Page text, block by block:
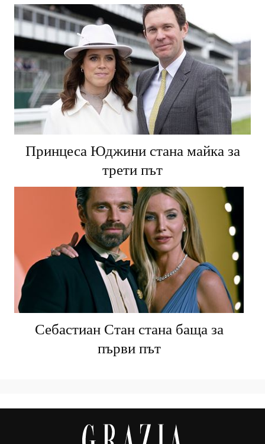
Принцеса Юджини стана майка за
трети път
Себастиан Стан стана баща за
първи път